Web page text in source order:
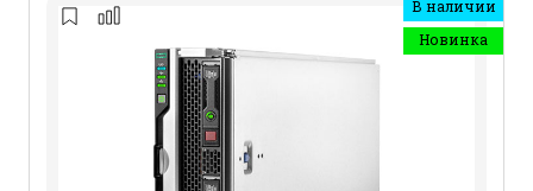
В наличии
Новинка